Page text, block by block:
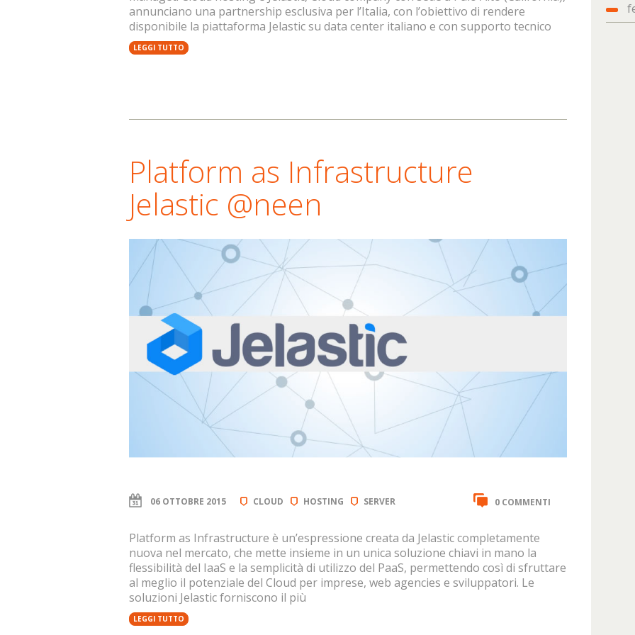
annunciano una partnership esclusiva per l’Italia, con l’obiettivo di rendere
disponibile la piattaforma Jelastic su data center italiano e con supporto tecnico
LEGGI TUTTO
Platform as Infrastructure
Jelastic @neen
06 OTTOBRE 2015 CLOUD HOSTING SERVER 0 COMMENTI
Platform as Infrastructure è un’espressione creata da Jelastic completamente
nuova nel mercato, che mette insieme in un unica soluzione chiavi in mano la
flessibilità del IaaS e la semplicità di utilizzo del PaaS, permettendo così di sfruttare
al meglio il potenziale del Cloud per imprese, web agencies e sviluppatori. Le
soluzioni Jelastic forniscono il più
LEGGI TUTTO